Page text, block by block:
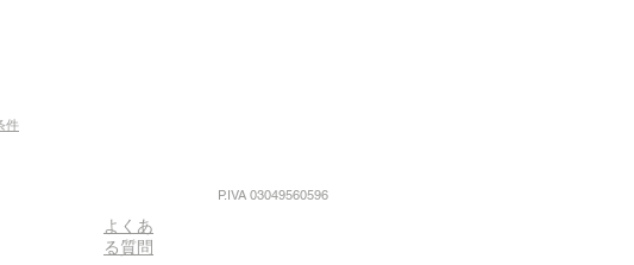
件
P.IVA 03049560596
よくあ
る質問